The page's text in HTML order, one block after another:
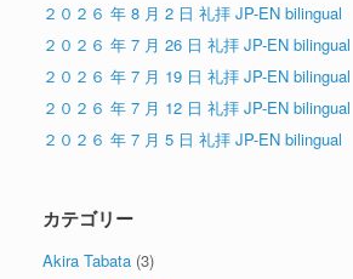
２０２６ 年 8 月 2 日 礼拝 JP-EN bilingual
２０２６ 年 7 月 26 日 礼拝 JP-EN bilingual
２０２６ 年 7 月 19 日 礼拝 JP-EN bilingual
２０２６ 年 7 月 12 日 礼拝 JP-EN bilingual
２０２６ 年 7 月 5 日 礼拝 JP-EN bilingual
カテゴリー
Akira Tabata (3)